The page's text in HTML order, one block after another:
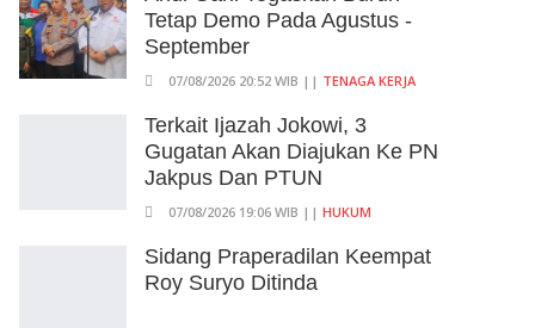
Tetap Demo Pada Agustus -
September
07/08/2026 20:52 WIB || TENAGA KERJA
Terkait Ijazah Jokowi, 3
Gugatan Akan Diajukan Ke PN
Jakpus Dan PTUN
07/08/2026 19:06 WIB || HUKUM
Sidang Praperadilan Keempat
Roy Suryo Ditinda